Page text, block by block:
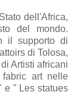
dell'Africa,
del mondo.
il supporto di
di Tolosa,
Artisti africani
art nelle
e " Les statues